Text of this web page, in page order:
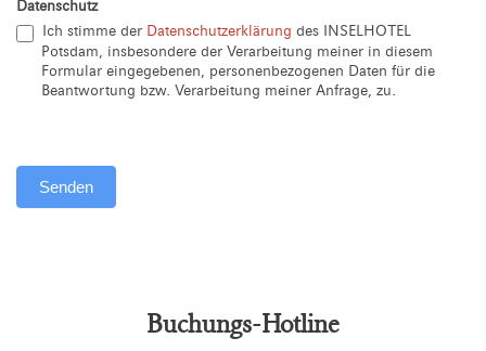
Datenschutz
Ich stimme der Datenschutzerklärung des INSELHOTEL
Potsdam, insbesondere der Verarbeitung meiner in diesem
Formular eingegebenen, personenbezogenen Daten für die
Beantwortung bzw. Verarbeitung meiner Anfrage, zu.
Senden
Buchungs-Hotline